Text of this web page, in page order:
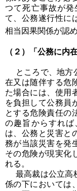
つて死亡事故が
て、公務遂行性に
相当因果関係が認
（２）「公務に内
ところで、地方
在又は随伴する危
た場合には、使用
を負担して公務員
とする危険責任の
の趣旨からすれ
は、公務と災害と
務が当該災害を発
その危険が現実化
れる。
最高裁は公立高
係の下においては